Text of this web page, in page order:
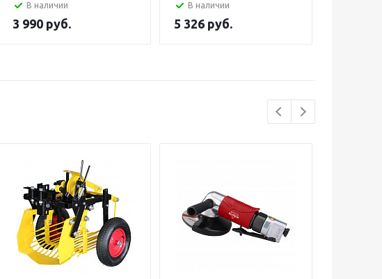
В наличии
3 990 руб.
В наличии
5 326 руб.